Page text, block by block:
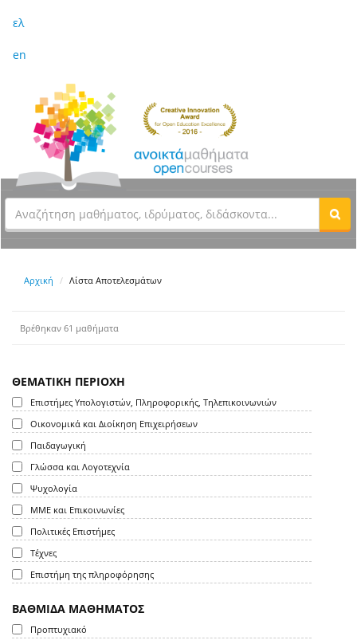
ελ
en
Αρχική Λίστα Αποτελεσμάτων
Βρέθηκαν 61 μαθήματα
ΘΕΜΑΤΙΚΗ ΠΕΡΙΟΧΗ
Επιστήμες Υπολογιστών, Πληροφορικής, Τηλεπικοινωνιών
Οικονομικά και Διοίκηση Επιχειρήσεων
Παιδαγωγική
Γλώσσα και Λογοτεχνία
Ψυχολογία
ΜΜΕ και Επικοινωνίες
Πολιτικές Επιστήμες
Τέχνες
Επιστήμη της πληροφόρησης
ΒΑΘΜΙΔΑ ΜΑΘΗΜΑΤΟΣ
Προπτυχιακό